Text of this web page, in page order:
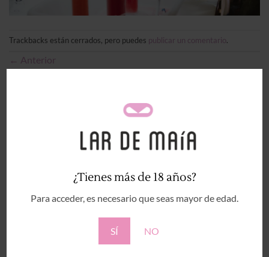
¿Tienes más de 18 años?
Para acceder, es necesario que seas mayor de edad.
SÍ NO
Trackbacks están cerrados, pero puedes publicar un comentario.
← Anterior
Deja una respuesta
Tu dirección de correo electrónico no será publicada.
Los campos obligatorios están marcados con